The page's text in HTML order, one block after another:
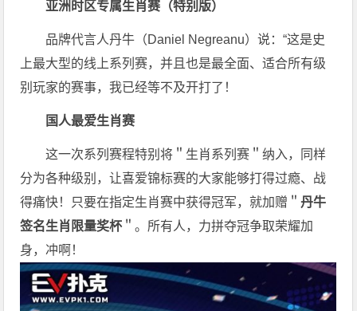
亚洲时区专属生肖赛（特别版）
品牌代言人丹牛（Daniel Negreanu）说：“这是史
上最大型的线上系列赛，并且也是最全面、适合所有级
别玩家的赛事，我已经等不及开打了！
国人最爱生肖赛
这一次系列赛程特别将＂生肖系列赛＂纳入，同样
分为各种级别，让喜爱锦标赛的大家能够打得过瘾、战
得痛快！只要在指定生肖赛中获得冠军，就加赠＂丹牛
签名生肖限量奖杯 ＂。所有人，力拼夺冠争取荣耀加
身，冲啊！